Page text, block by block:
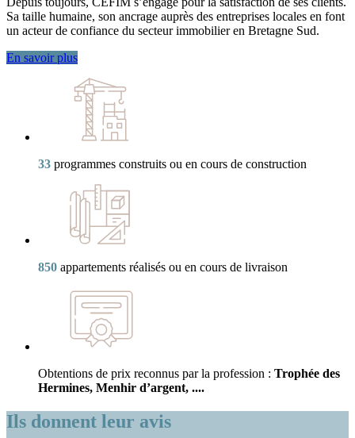
Sa taille humaine, son ancrage auprès des entreprises locales en font
un acteur de confiance du secteur immobilier en Bretagne Sud.
En savoir plus
33 programmes construits ou en cours de construction
850 appartements réalisés ou en cours de livraison
Obtentions de prix reconnus par la profession : Trophée des
Hermines, Menhir d’argent, ....
Ils donnent leur avis